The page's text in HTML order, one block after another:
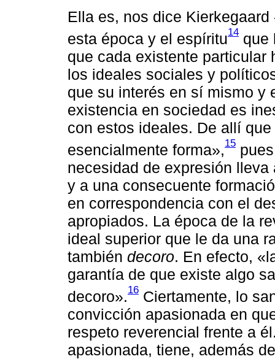
Ella es, nos dice
esta época y el espíritu14 que
que cada existente particular
los ideales sociales y
que su interés en sí mismo y
existencia en sociedad es
con estos ideales. De allí
esencialmente forma»,15
necesidad de expresión
y a una consecuente
en correspondencia con el
apropiados. La época de la
ideal superior que le da una
también decoro. En efecto,
garantía de que existe algo
decoro».16 Ciertamente, lo
convicción apasionada en
respeto reverencial frente a
apasionada, tiene, además